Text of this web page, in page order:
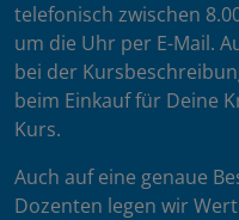
telefonisch zwischen
um die Uhr per E-Mail.
bei der
beim Einkauf für Deine
Kurs.
Auch auf eine genaue
Dozenten legen wir